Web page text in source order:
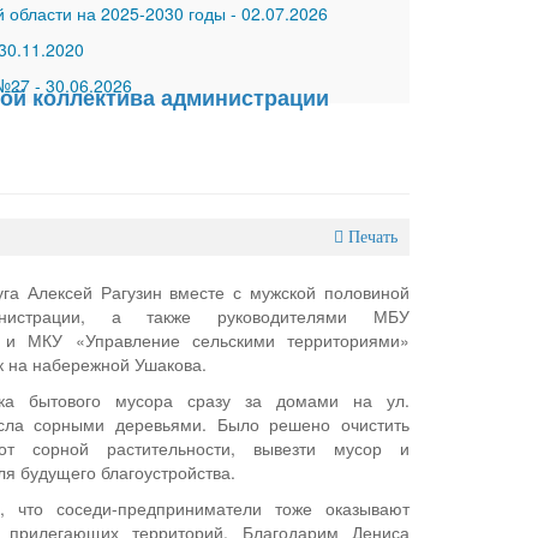
области на 2025-2030 годы - 02.07.2026
- 30.06.2026
коллектива администрации
Печать
Алексей Рагузин вместе с мужской половиной
а также руководителями МБУ
и МКУ «Управление сельскими территориями»
на набережной Ушакова.
бытового мусора сразу за домами на ул.
сорными деревьями. Было решено очистить
сорной растительности, вывезти мусор и
будущего благоустройства.
что соседи-предприниматели тоже оказывают
территорий. Благодарим Дениса